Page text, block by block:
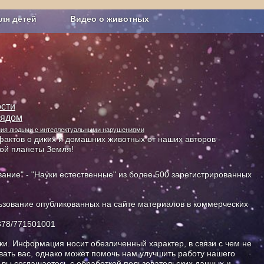
детей Видео о животных
Сельское хозяйство
людьми с интеллектуальными нарушениями
о диких и домашних животных от наших авторов -
планеты Земля!
- "Науки естественные" из более 500 зарегистрированных
опубликованных на сайте материалов в коммерческих
771501001
Информация носит обезличенный характер, в связи с чем не
вас, однако может помочь нам улучшить работу нашего